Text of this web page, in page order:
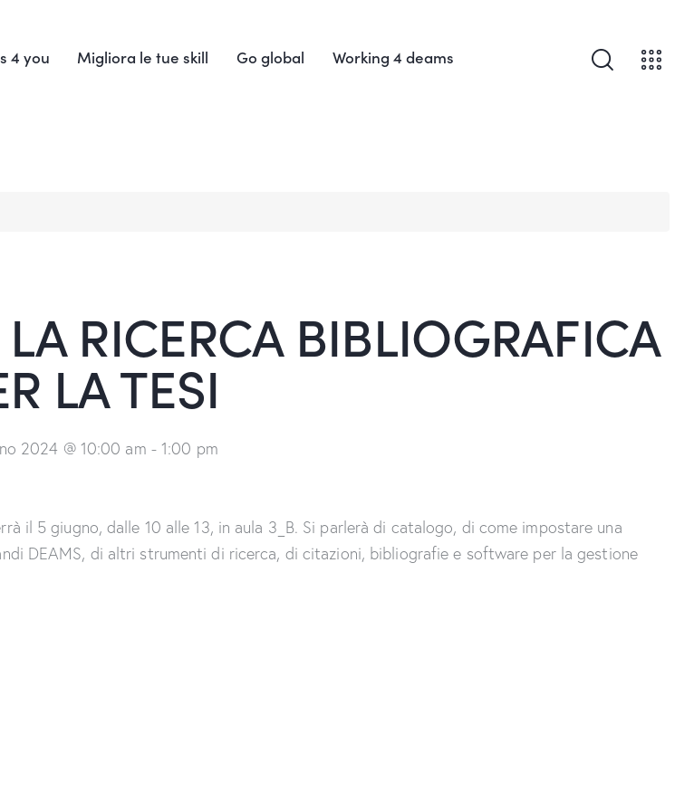
4 you Migliora le tue skill Go global Working 4 deams
RICERCA BIBLIOGRAFICA
LA TESI
2024 @ 10:00 am - 1:00 pm
il 5 giugno, dalle 10 alle 13, in aula 3_B. Si parlerà di catalogo, di come impostare una
DEAMS, di altri strumenti di ricerca, di citazioni, bibliografie e software per la gestione